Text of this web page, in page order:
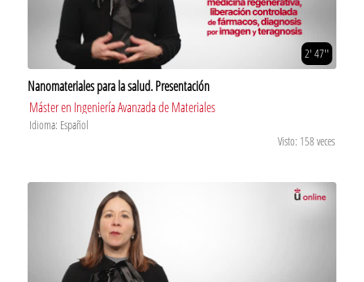
2' 47''
Nanomateriales para la salud. Presentación
Máster en Ingeniería Avanzada de Materiales
Idioma: Español
Visto: 158 veces